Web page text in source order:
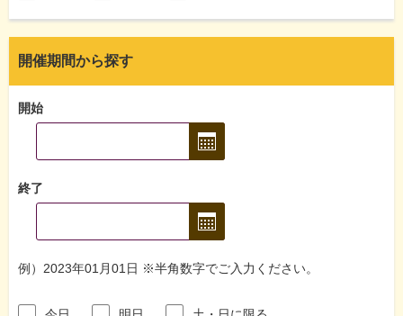
開催期間から探す
開始
終了
例）2023年01月01日 ※半角数字でご入力ください。